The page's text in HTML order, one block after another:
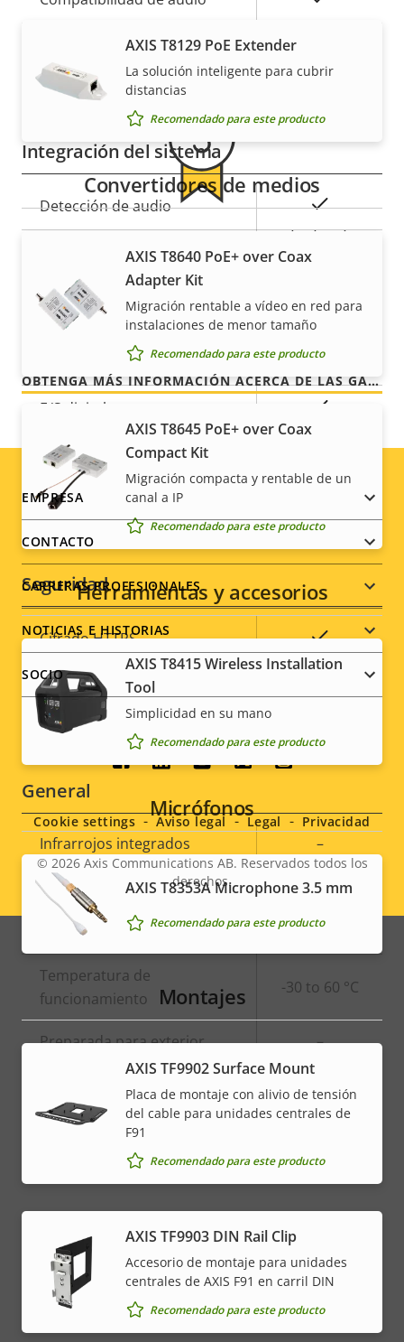
propiedad
Audio bidireccional
Micrófono integrado
Integración del sistema
Descripción
de
Valor de
la
propiedad
Detección de audio Sí
Manipulación activa
Entradas/salidas de alarma
AXIS Camera Application
E/S digital
Red
Descripción
de
propiedad
Valor de
la
propiedad
Clase de PoE 3
Seguridad
Descripción
propiedad
Valor de
la
Cifrado HTTPS Sí
IEEE 802.1X
Sistema operativo firmado
General
Descripción
de
propiedad
Valor de
la
propiedad
Infrarrojos integrados –
Almacenamiento local
(ranura para tarjeta de
memoria)
Temperatura de
funcionamiento
-30 to 60 °C
Preparada para exterior –
Clasificación IP
AXIS T8129 PoE Extender
La solución inteligente para cubrir
distancias
Recomendado para este producto
Convertidores de medios
AXIS T8640 PoE+ over Coax
Adapter Kit
Migración rentable a vídeo en red para
instalaciones de menor tamaño
Recomendado para este producto
AXIS T8645 PoE+ over Coax
Compact Kit
Migración compacta y rentable de un
canal a IP
Recomendado para este producto
Herramientas y accesorios
AXIS T8415 Wireless Installation
Tool
Simplicidad en su mano
Recomendado para este producto
Micrófonos
AXIS T8353A Microphone 3.5 mm
Recomendado para este producto
Montajes
AXIS TF9902 Surface Mount
Placa de montaje con alivio de tensión
del cable para unidades centrales de
F91
Recomendado para este producto
AXIS TF9903 DIN Rail Clip
Accesorio de montaje para unidades
centrales de AXIS F91 en carril DIN
Recomendado para este producto
Garantía
Para mayor tranquilidad
Nuestra garantía de 3 años brinda a nuestros
clientes un uso sin preocupaciones y un control de
los costes.
OBTENGA MÁS INFORMACIÓN ACERCA DE LAS GARANTÍAS DE AXIS
Footer
menu
EMPRESA
CONTACTO
CARRERAS PROFESIONALES
NOTICIAS E HISTORIAS
SOCIO
Social
menu
Legal
menu
© 2026Axis Communications AB. Reservados todos los
derechos.
Cookie settings Aviso legal Legal Privacidad